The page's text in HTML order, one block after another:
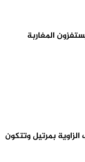
المغاربة
بمرتيل وتتكون